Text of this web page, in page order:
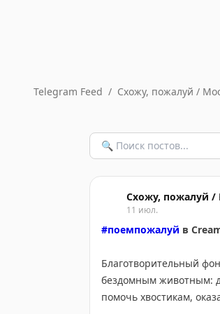
Telegram Feed / Схожу, пожалуй /
Схожу, пожалуй /
11 июл.
#поемпожалуй в
Благотворительный
бездомным животным:
помочь хвостикам,